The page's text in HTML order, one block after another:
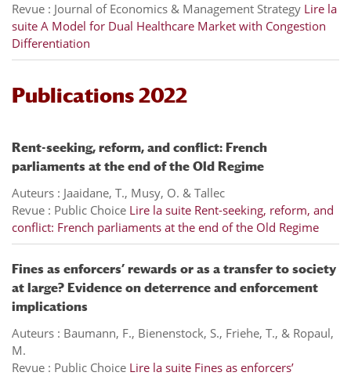
Revue : Journal of Economics & Management Strategy Lire la
suite A Model for Dual Healthcare Market with Congestion
Differentiation
Publications 2022
Rent-seeking, reform, and conflict: French
parliaments at the end of the Old Regime
Auteurs : Jaaidane, T., Musy, O. & Tallec
Revue : Public Choice Lire la suite Rent-seeking, reform, and
conflict: French parliaments at the end of the Old Regime
Fines as enforcers’ rewards or as a transfer to society
at large? Evidence on deterrence and enforcement
implications
Auteurs : Baumann, F., Bienenstock, S., Friehe, T., & Ropaul,
M.
Revue : Public Choice Lire la suite Fines as enforcers’